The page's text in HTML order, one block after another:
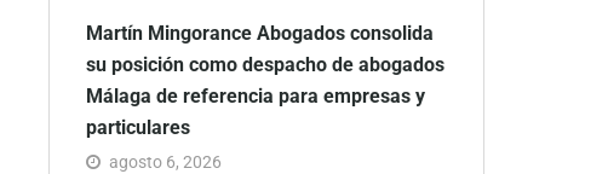
Martín Mingorance Abogados consolida
su posición como despacho de abogados
Málaga de referencia para empresas y
particulares
agosto 6, 2026